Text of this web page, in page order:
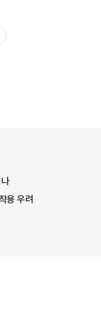
용 우려